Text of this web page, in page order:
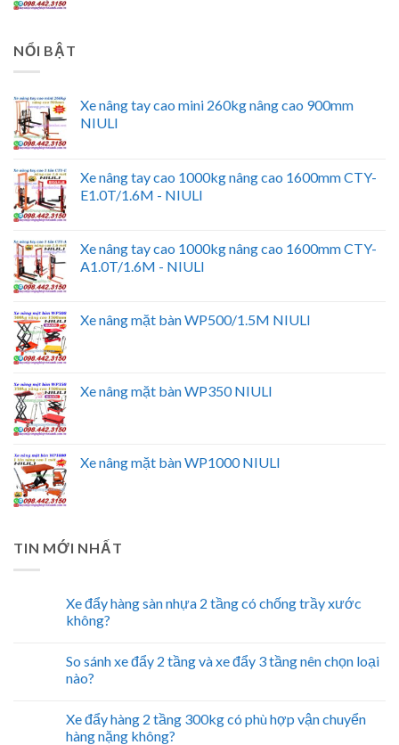
NỔI BẬT
Xe nâng tay cao mini 260kg nâng cao 900mm
NIULI
Xe nâng tay cao 1000kg nâng cao 1600mm CTY-
E1.0T/1.6M - NIULI
Xe nâng tay cao 1000kg nâng cao 1600mm CTY-
A1.0T/1.6M - NIULI
Xe nâng mặt bàn WP500/1.5M NIULI
Xe nâng mặt bàn WP350 NIULI
Xe nâng mặt bàn WP1000 NIULI
TIN MỚI NHẤT
Xe đẩy hàng sàn nhựa 2 tầng có chống trầy xước
không?
So sánh xe đẩy 2 tầng và xe đẩy 3 tầng nên chọn loại
nào?
Xe đẩy hàng 2 tầng 300kg có phù hợp vận chuyển
hàng nặng không?